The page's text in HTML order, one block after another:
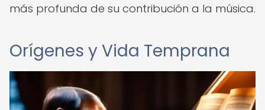
más profunda de su contribución a la música.
Orígenes y Vida Temprana